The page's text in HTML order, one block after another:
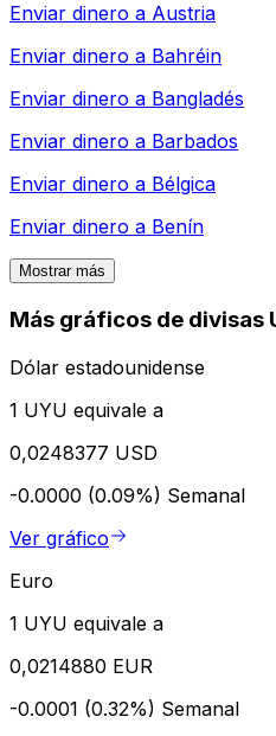
Enviar dinero a Austria
Enviar dinero a Bahréin
Enviar dinero a Bangladés
Enviar dinero a Barbados
Enviar dinero a Bélgica
Enviar dinero a Benín
Mostrar más
Más gráficos de divisas
Dólar estadounidense
1 UYU equivale a
0,0248377 USD
-0.0000 (0.09%) Semanal
Ver gráfico
Euro
1 UYU equivale a
0,0214880 EUR
-0.0001 (0.32%) Semanal